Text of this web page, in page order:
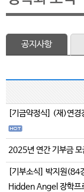
공지사항
[기금약정식] (재)연경
2025년 연간 기부금 모
[기부소식] 박지원(84
Hidden Angel 장학프